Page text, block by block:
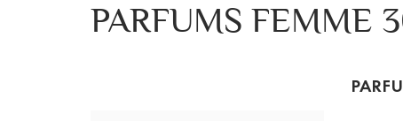
PARFUMS FEMME